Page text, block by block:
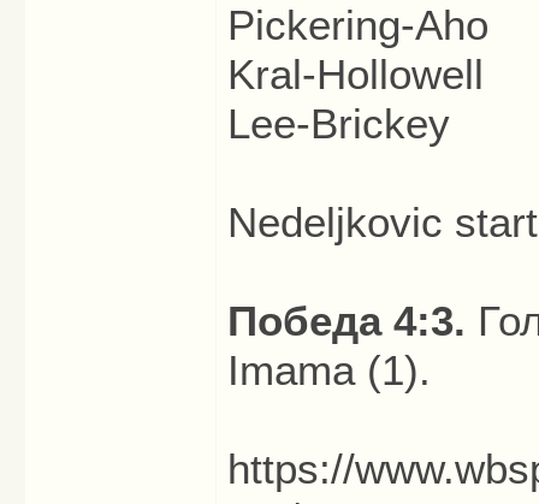
Pickering-Aho
Kral-Hollowell
Lee-Brickey
Nedeljkovic
Победа 4:3.
Imama (1).
https://